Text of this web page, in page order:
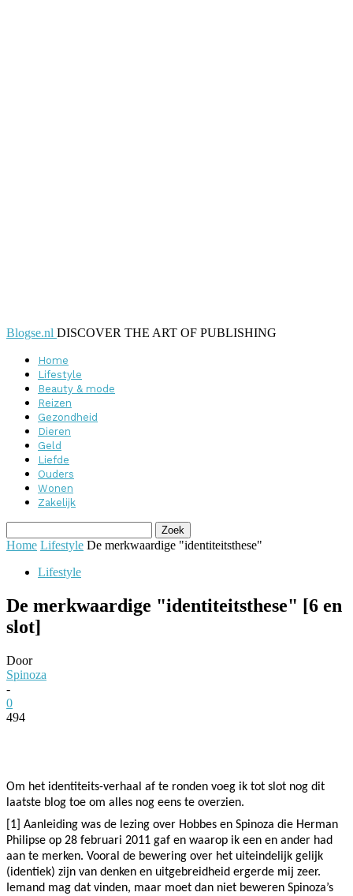
Blogse.nl DISCOVER THE ART OF PUBLISHING
Home
Lifestyle
Beauty & mode
Reizen
Gezondheid
Dieren
Geld
Liefde
Ouders
Wonen
Zakelijk
Home Lifestyle De merkwaardige "identiteitsthese"
Lifestyle
De merkwaardige "identiteitsthese" [6 en
slot]
Door
Spinoza
-
0
494
Om het identiteits-verhaal af te ronden voeg ik tot slot nog dit
laatste blog toe om alles nog eens te overzien.
[1] Aanleiding was de lezing over Hobbes en Spinoza die Herman
Philipse op 28 februari 2011 gaf en waarop ik een en ander had
aan te merken. Vooral de bewering over het uiteindelijk gelijk
(identiek) zijn van denken en uitgebreidheid ergerde mij zeer.
Iemand mag dat vinden, maar moet dan niet beweren Spinoza’s